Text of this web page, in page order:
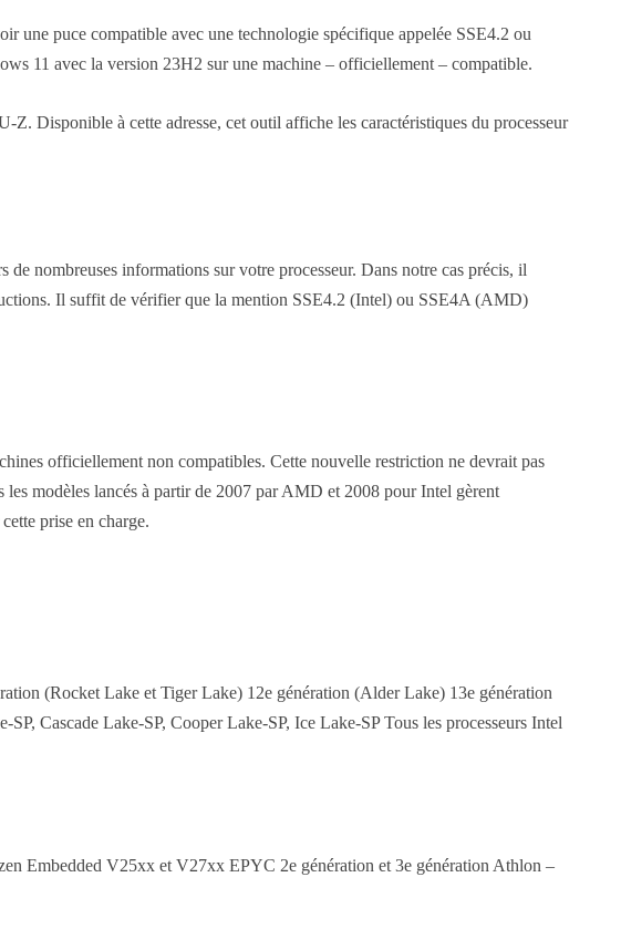
une puce compatible avec une technologie spécifique appelée SSE4.2 ou
11 avec la version 23H2 sur une machine – officiellement – compatible.
Disponible à cette adresse, cet outil affiche les caractéristiques du processeur
nombreuses informations sur votre processeur. Dans notre cas précis, il
Il suffit de vérifier que la mention SSE4.2 (Intel) ou SSE4A (AMD)
officiellement non compatibles. Cette nouvelle restriction ne devrait pas
modèles lancés à partir de 2007 par AMD et 2008 pour Intel gèrent
prise en charge.
(Rocket Lake et Tiger Lake) 12e génération (Alder Lake) 13e génération
Cascade Lake-SP, Cooper Lake-SP, Ice Lake-SP Tous les processeurs Intel
Embedded V25xx et V27xx EPYC 2e génération et 3e génération Athlon –